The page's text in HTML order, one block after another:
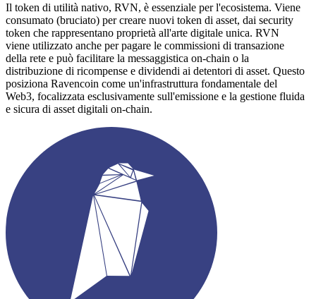
Il token di utilità nativo, RVN, è essenziale per l'ecosistema. Viene
consumato (bruciato) per creare nuovi token di asset, dai security
token che rappresentano proprietà all'arte digitale unica. RVN
viene utilizzato anche per pagare le commissioni di transazione
della rete e può facilitare la messaggistica on-chain o la
distribuzione di ricompense e dividendi ai detentori di asset. Questo
posiziona Ravencoin come un'infrastruttura fondamentale del
Web3, focalizzata esclusivamente sull'emissione e la gestione fluida
e sicura di asset digitali on-chain.